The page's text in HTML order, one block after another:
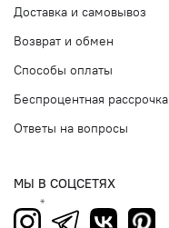
Доставка и самовывоз
Возврат и обмен
Способы оплаты
Беспроцентная рассрочка
Ответы на вопросы
МЫ В СОЦСЕТЯХ